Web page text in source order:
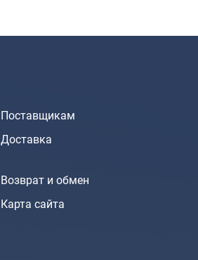
Поставщикам
Доставка
Возврат и обмен
Карта сайта